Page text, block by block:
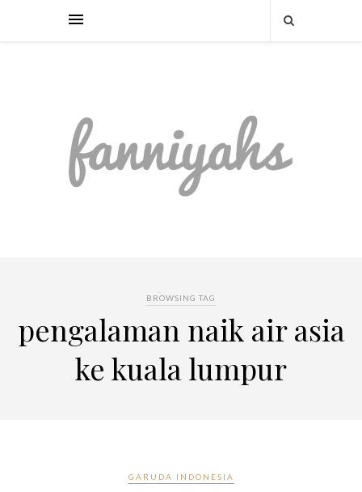
BROWSING TAG
pengalaman naik air asia
ke kuala lumpur
GARUDA INDONESIA